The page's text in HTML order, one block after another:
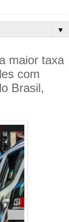
▼
maior taxa
com
Brasil,